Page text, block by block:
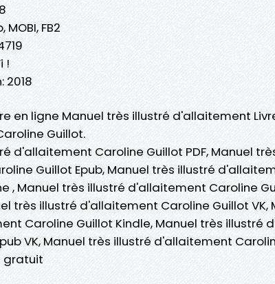
FB2
!
2018
en ligne Manuel très illustré d'allaitement
Guillot.
d'allaitement Caroline Guillot PDF, Manuel
Guillot Epub, Manuel très illustré
, Manuel très illustré d'allaitement Caroline
très illustré d'allaitement Caroline Guillot VK,
Caroline Guillot Kindle, Manuel très illustré
VK, Manuel très illustré d'allaitement
gratuit